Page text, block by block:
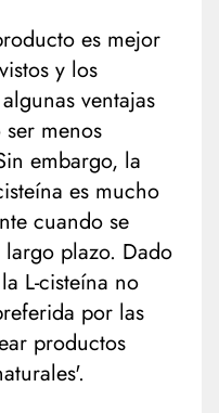
es mejor
y los
ventajas
menos
embargo, la
es mucho
cuando se
plazo. Dado
L-cisteína no
por las
productos